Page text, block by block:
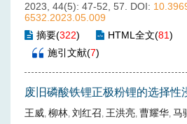
2023, 44(5): 47-52, 57.
DOI:
6532.2023.05.009
摘要(322) HTML全文(81)
施引文献(7)
废旧磷酸铁锂正极粉锂的选择性
王威, 柳林, 刘红召, 王洪亮, 曹耀华, 马